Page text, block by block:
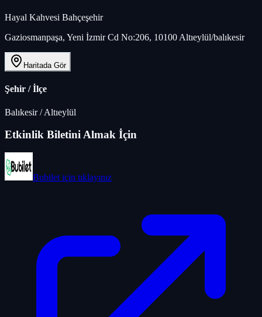
Hayal Kahvesi Bahçeşehir
Gaziosmanpaşa, Yeni İzmir Cd No:206, 10100 Altıeylül/balıkesir
Haritada Gör
Şehir / İlçe
Balıkesir/Altıeylül
Etkinlik Biletini Almak İçin
Bubilet için tıklayınız